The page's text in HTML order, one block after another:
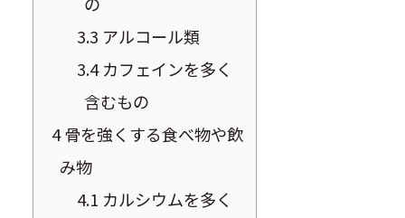
3.3 アルコール類
3.4カフェインを多く
含むもの
4骨を強くする食べ物や飲
み物
4.1 カルシウムを多く